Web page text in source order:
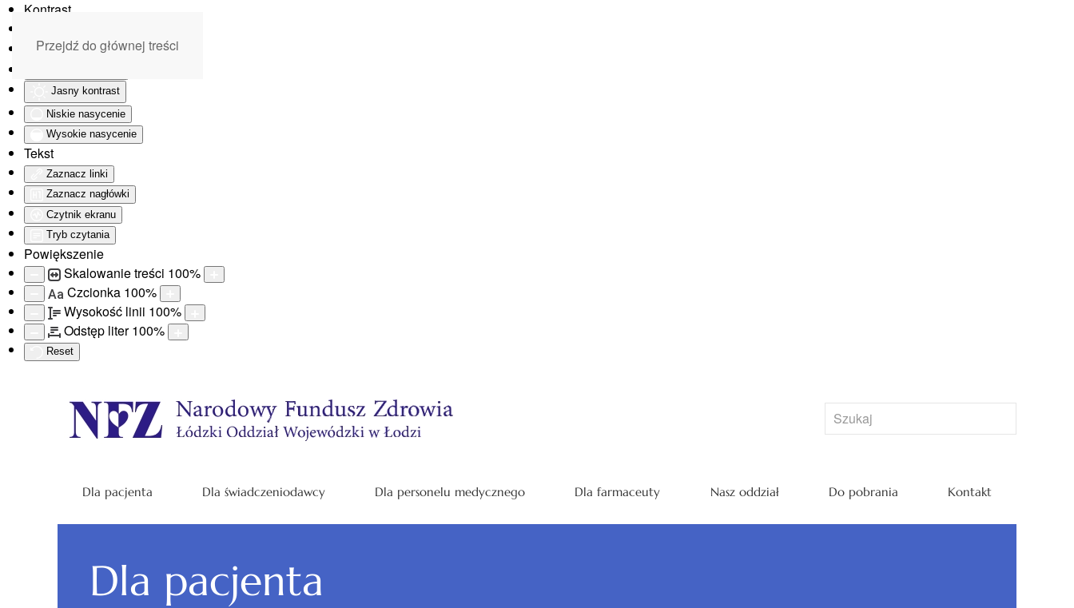
Kontrast
Monochromatyczny
Jasny kontrast
Niskie nasycenie
Wysokie nasycenie
Tekst
Zaznacz linki
Zaznacz nagłówki
Czytnik ekranu
Tryb czytania
Powiększenie
Skalowanie treści 100%
Aa Czcionka 100%
Wysokość linii 100%
Odstęp liter100%
Reset
Przejdź do głównej treści
Dla pacjenta Dla świadczeniodawcy Dla personelu medycznego Dla farmaceuty Nasz oddział Do pobrania Kontakt
Dla pacjenta